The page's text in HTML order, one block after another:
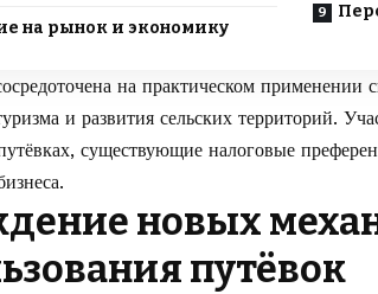
на рынок и экономику
на практическом применении
и развития сельских территорий.
существующие налоговые
новых
путёвок